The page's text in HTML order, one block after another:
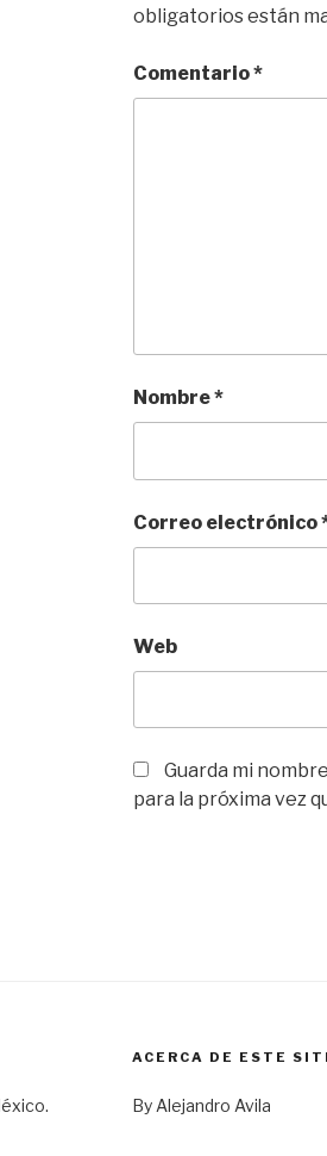
obligatorios están
Comentario*
Nombre*
Correo electrónico
Web
Guarda mi
para la próxima vez
ACERCA DE ESTE
By Alejandro Avila